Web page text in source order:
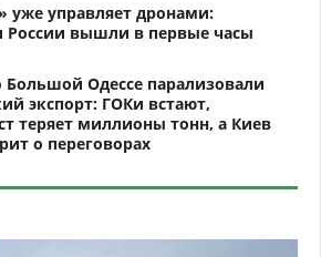
уже управляет дронами:
России вышли в первые часы
Большой Одессе парализовали
экспорт: ГОКи встают,
теряет миллионы тонн, а Киев
о переговорах